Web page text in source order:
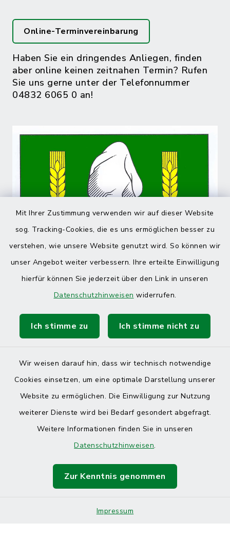
Mit Ihrer Zustimmung verwenden wir auf dieser Website
sog. Tracking-Cookies, die es uns ermöglichen besser zu
verstehen, wie unsere Website genutzt wird. So können wir
unser Angebot weiter verbessern. Ihre erteilte Einwilligung
hierfür können Sie jederzeit über den Link in unseren
Datenschutzhinweisen widerrufen.
Ich stimme zu Ich stimme nicht zu
Wir weisen darauf hin, dass wir technisch notwendige
Cookies einsetzen, um eine optimale Darstellung unserer
Website zu ermöglichen. Die Einwilligung zur Nutzung
weiterer Dienste wird bei Bedarf gesondert abgefragt.
Weitere Informationen finden Sie in unseren
Datenschutzhinweisen.
Zur Kenntnis genommen
Impressum
Online-Terminvereinbarung
Haben Sie ein dringendes Anliegen, finden
aber online keinen zeitnahen Termin? Rufen
Sie uns gerne unter der Telefonnummer
04832 6065 0 an!
Barrierefreiheit
Sitemap